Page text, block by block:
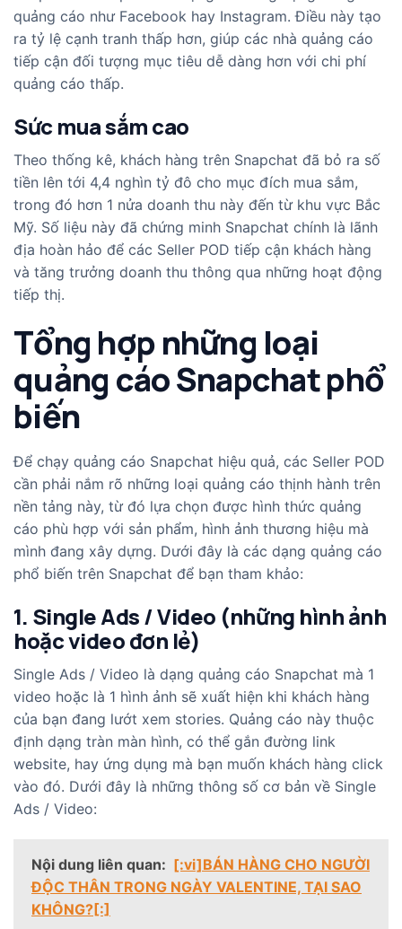
quảng cáo như Facebook hay Instagram. Điều này tạo
ra tỷ lệ cạnh tranh thấp hơn, giúp các nhà quảng cáo
tiếp cận đối tượng mục tiêu dễ dàng hơn với chi phí
quảng cáo thấp.
Sức mua sắm cao
Theo thống kê, khách hàng trên Snapchat đã bỏ ra số
tiền lên tới 4,4 nghìn tỷ đô cho mục đích mua sắm,
trong đó hơn 1 nửa doanh thu này đến từ khu vực Bắc
Mỹ. Số liệu này đã chứng minh Snapchat chính là lãnh
địa hoàn hảo để các Seller POD tiếp cận khách hàng
và tăng trưởng doanh thu thông qua những hoạt động
tiếp thị.
Tổng hợp những loại
quảng cáo Snapchat phổ
biến
Để chạy quảng cáo Snapchat hiệu quả, các Seller POD
cần phải nắm rõ những loại quảng cáo thịnh hành trên
nền tảng này, từ đó lựa chọn được hình thức quảng
cáo phù hợp với sản phẩm, hình ảnh thương hiệu mà
mình đang xây dựng. Dưới đây là các dạng quảng cáo
phổ biến trên Snapchat để bạn tham khảo:
1. Single Ads / Video (những hình ảnh
hoặc video đơn lẻ)
Single Ads / Video là dạng quảng cáo Snapchat mà 1
video hoặc là 1 hình ảnh sẽ xuất hiện khi khách hàng
của bạn đang lướt xem stories. Quảng cáo này thuộc
định dạng tràn màn hình, có thể gắn đường link
website, hay ứng dụng mà bạn muốn khách hàng click
vào đó. Dưới đây là những thông số cơ bản về Single
Ads / Video:
Nội dung liên quan: [:vi]BÁN HÀNG CHO NGƯỜI
ĐỘC THÂN TRONG NGÀY VALENTINE, TẠI SAO
KHÔNG?[:]